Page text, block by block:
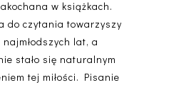
w książkach.
do czytania towarzyszy
najmłodszych lat, a
stało się naturalnym
tej miłości. Pisanie